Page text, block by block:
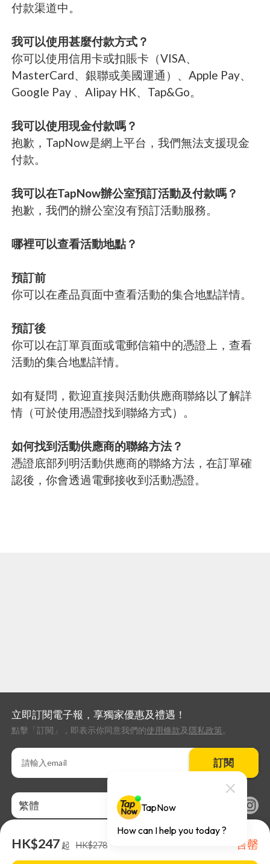
付款渠道中。
我可以使用甚麼付款方式？
你可以使用信用卡或扣賬卡（VISA、
MasterCard、銀聯或美國運通）、Apple Pay、
Google Pay 、Alipay HK、Tap&Go。
我可以使用現金付款嗎？
抱歉，TapNow是網上平台，我們無法支援現金
付款。
我可以在TapNow辦公室預訂活動及付款嗎？
抱歉，我們的辦公室沒有預訂活動服務。
哪裡可以查看活動地點？
預訂前
你可以在產品頁面中查看活動的集合地點詳情。
預訂後
你可以在訂單頁面或電郵信箱中的憑證上，查看
活動的集合地點詳情。
如有疑問，歡迎直接與活動供應商聯絡以了解詳
情（可於使用憑證找到聯絡方式）。
如何找到活動供應商的聯絡方法？
憑證底部列明活動供應商的聯絡方法，在訂單確
認後，你會透過電郵接收到活動憑證。
HK$247 起 HK$278 售罄
立即訂閱電子報，享獨家優惠及禮遇！
點擊「訂閱」，即表示你同意我們的使用條款及 隱私政策。
訂閱
繁體